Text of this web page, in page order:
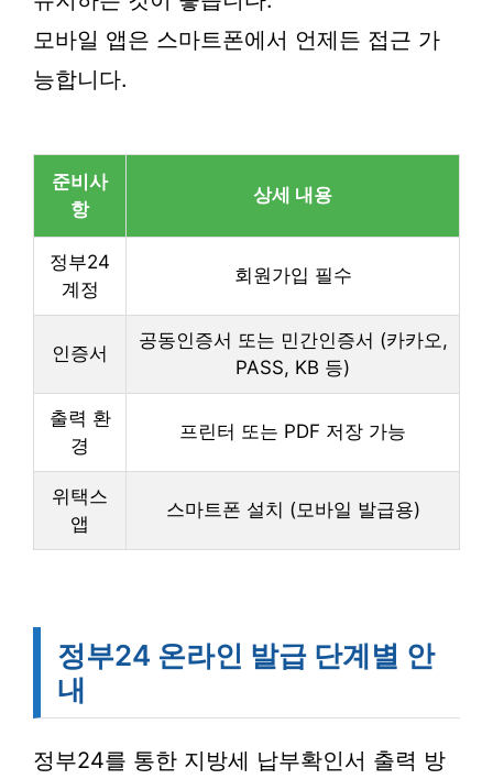
모바일 앱은 스마트폰에서 언제든 접근 가
능합니다.
준비사
항
상세 내용
정부24
계정
회원가입 필수
인증서
공동인증서 또는 민간인증서 (카카오,
PASS, KB 등)
출력 환
경
프린터 또는 PDF 저장 가능
위택스
앱
스마트폰 설치 (모바일 발급용)
정부24 온라인 발급 단계별 안
내
정부24를 통한 지방세 납부확인서 출력 방